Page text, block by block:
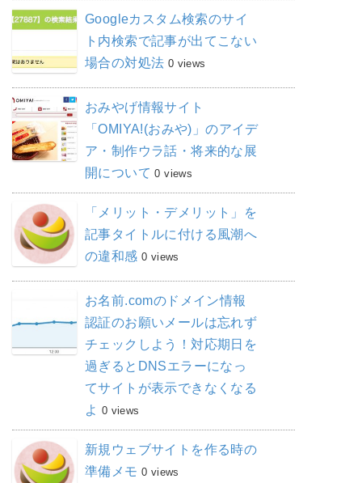
Googleカスタム検索のサイ
ト内検索で記事が出てこない
場合の対処法 0 views
おみやげ情報サイト
「OMIYA!(おみや)」のアイデ
ア・制作ウラ話・将来的な展
開について 0 views
「メリット・デメリット」を
記事タイトルに付ける風潮へ
の違和感 0 views
お名前.comのドメイン情報
認証のお願いメールは忘れず
チェックしよう！対応期日を
過ぎるとDNSエラーになっ
てサイトが表示できなくなる
よ 0 views
新規ウェブサイトを作る時の
準備メモ 0 views